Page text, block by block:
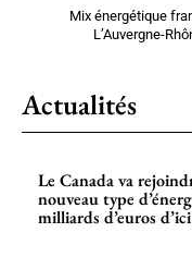
Mix énergétique
L’Auvergne-
Actualités
Le Canada va
nouveau type
milliards d’euros